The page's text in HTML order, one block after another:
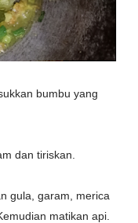
bumbu yang
dan tiriskan.
gula, garam, merica
matikan api.